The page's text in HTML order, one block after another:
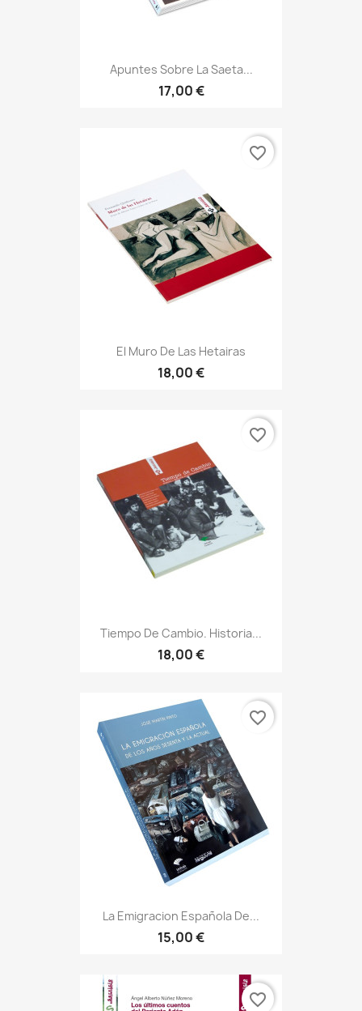
Apuntes Sobre La Saeta...
17,00 €
El Muro De Las Hetairas
18,00 €
favorite_border
Tiempo De Cambio. Historia...
18,00 €
favorite_border
La Emigracion Española De...
15,00 €
favorite_border
favorite_border